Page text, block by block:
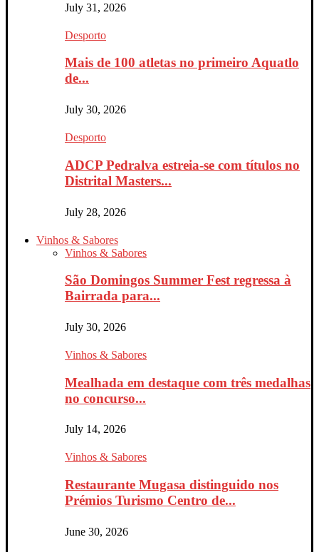
July 31, 2026
Desporto
Mais de 100 atletas no primeiro Aquatlo
de...
July 30, 2026
Desporto
ADCP Pedralva estreia-se com títulos no
Distrital Masters...
July 28, 2026
Vinhos & Sabores
Vinhos & Sabores
São Domingos Summer Fest regressa à
Bairrada para...
July 30, 2026
Vinhos & Sabores
Mealhada em destaque com três medalhas
no concurso...
July 14, 2026
Vinhos & Sabores
Restaurante Mugasa distinguido nos
Prémios Turismo Centro de...
June 30, 2026